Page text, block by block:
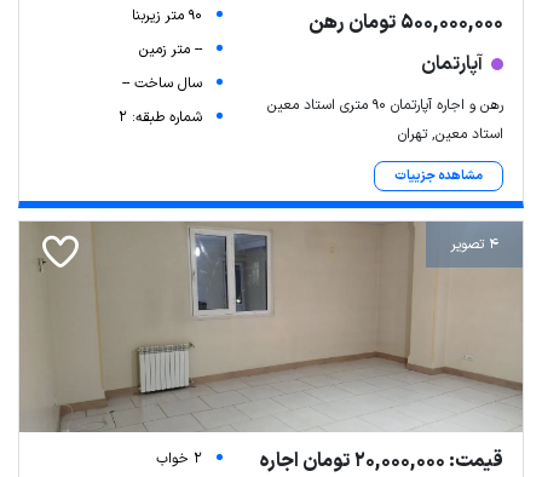
500,000,000 تومان رهن
آپارتمان
رهن و اجاره آپارتمان ۹۰ متری استاد معین
استاد معین, تهران
مشاهده جزییات
90 متر زیربنا
-- متر زمین
سال ساخت --
شماره طبقه: 2
4 تصویر
قیمت: 20,000,000 تومان اجاره
2 خواب